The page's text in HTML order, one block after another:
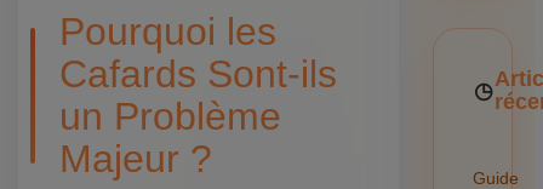
Pourquoi les
Cafards Sont-ils
un Problème
Majeur ?
Guide